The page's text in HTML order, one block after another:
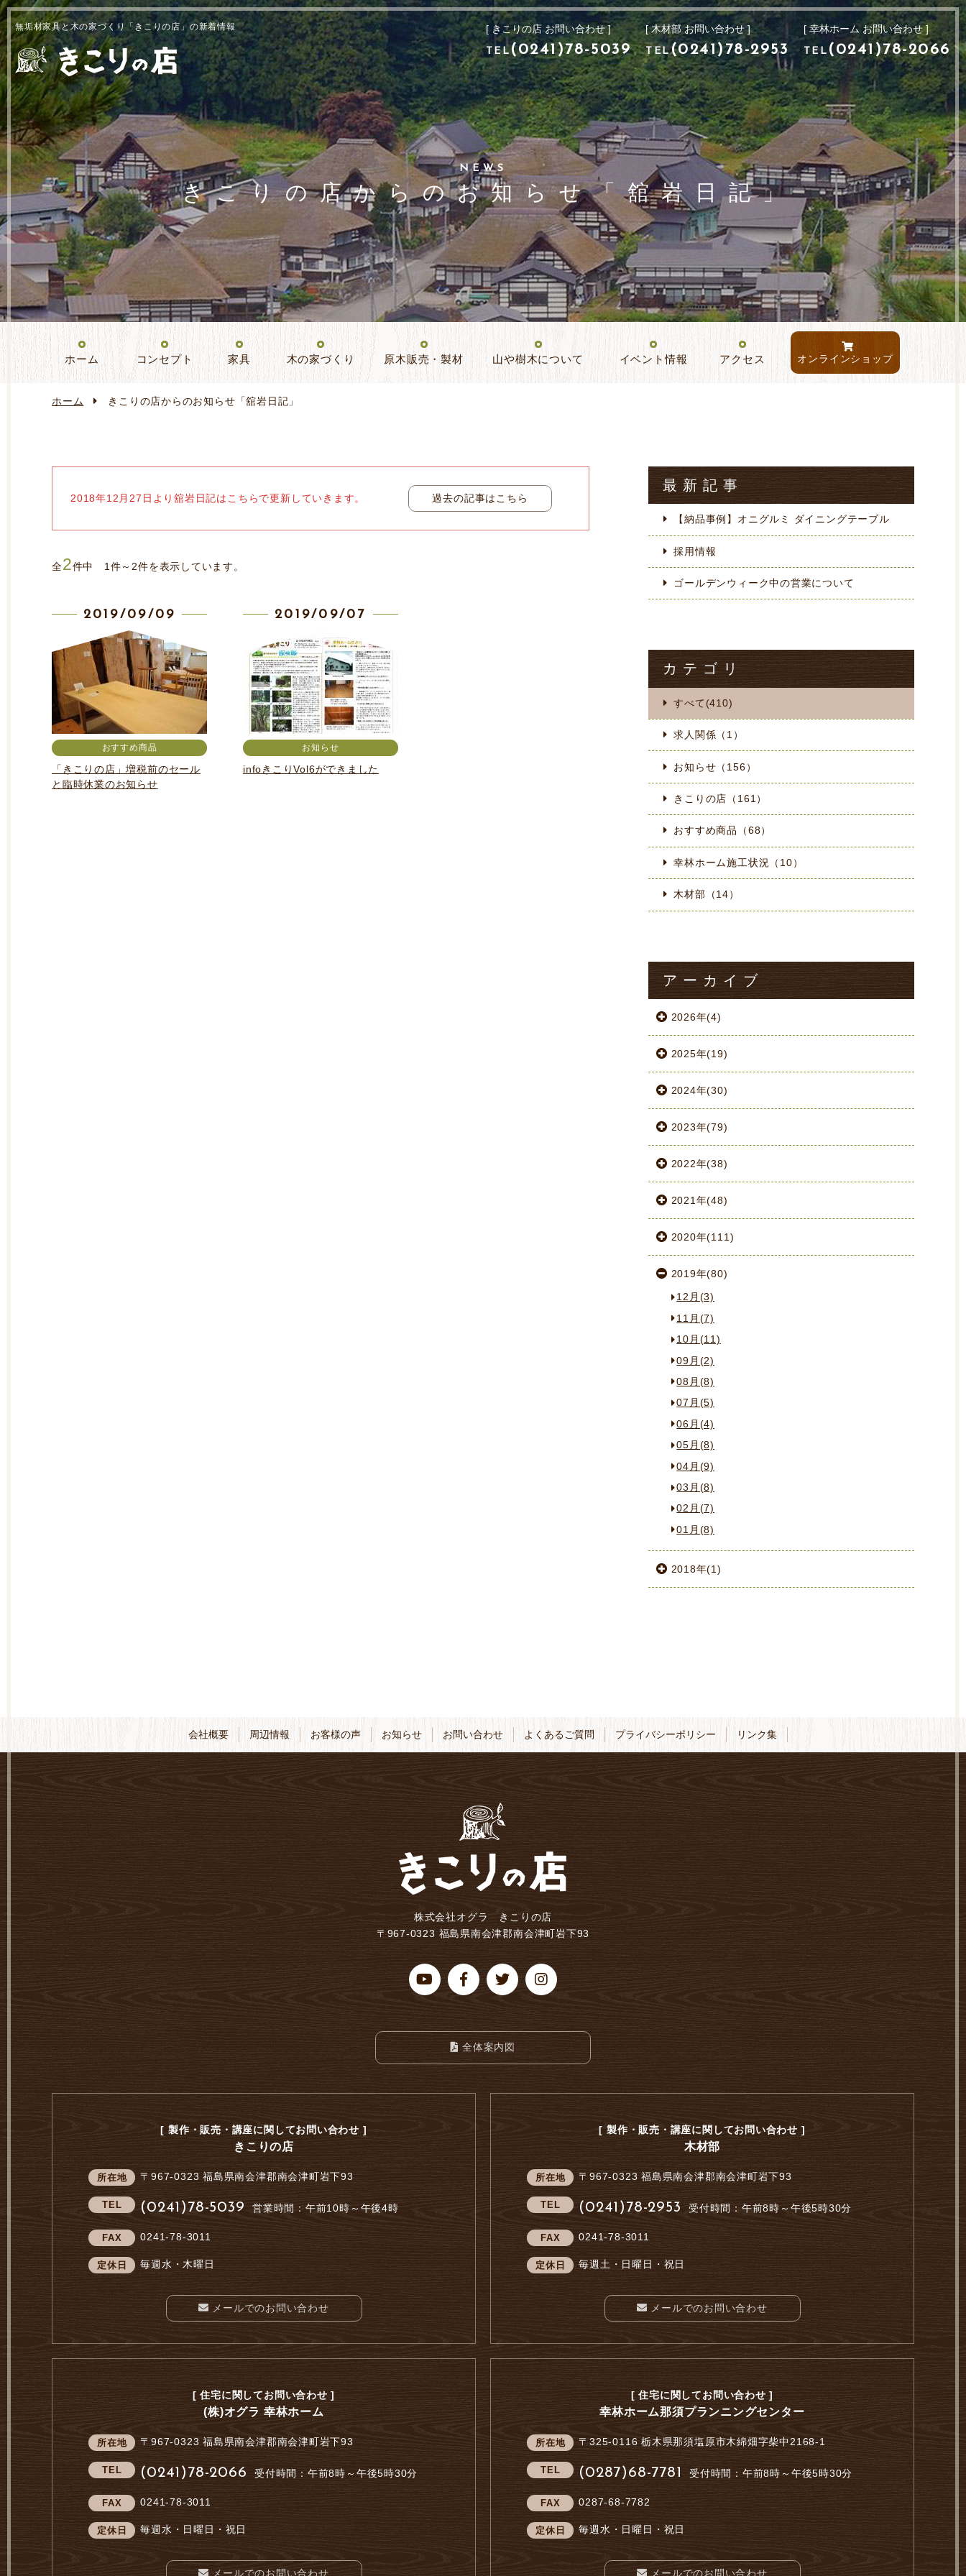
無垢材家具と木の家づくり「きこりの店」の新着情報 [ きこりの店 お問い合わせ ]
TEL(0241)78-5039
[ 木材部 お問い合わせ ]
TEL(0241)78-2953
[ 幸林ホーム お問い合わせ ]
TEL (0241)78-2066
NEWS
きこりの店からのお知らせ「舘岩日記」
ホーム コンセプト 家具 木の家づくり 原木販売・製材 山や樹木について イベント情報 アクセス オンラインショップ
ホーム きこりの店からのお知らせ 「舘岩日記」
2018年12月27日より舘岩日記はこちらで更新していきます。 過去の記事はこちら
全2件中 1件～2件を表示しています。
2019/09/09
おすすめ商品
「きこりの店」増税前のセール
と臨時休業のお知らせ
2019/09/07
お知らせ
infoきこりVol6ができました
最新記事
【納品事例】オニグルミ ダイニングテーブル
採用情報
ゴールデンウィーク中の営業について
カテゴリ
すべて(410)
求人関係（1）
お知らせ（156）
きこりの店（161）
おすすめ商品（68）
幸林ホーム施工状況（10）
木材部（14）
アーカイブ
2026年(4)
2025年(19)
2024年(30)
2023年(79)
2022年(38)
2021年(48)
2020年(111)
2019年(80)
12月(3)
11月(7)
10月(11)
09月(2)
08月(8)
07月(5)
06月(4)
05月(8)
04月(9)
03月(8)
02月(7)
01月(8)
2018年(1)
会社概要 周辺情報 お客様の声 お知らせ お問い合わせ よくあるご質問 プライバシーポリシー リンク集
株式会社オグラ きこりの店
〒967-0323 福島県南会津郡南会津町岩下93
全体案内図
[ 製作・販売・講座に関してお問い合わせ ]
きこりの店
所在地 〒967-0323福島県南会津郡南会津町岩下93
TEL (0241)78-5039 営業時間：午前10時～午後4時
FAX 0241-78-3011
定休日 毎週水・木曜日
メールでのお問い合わせ
[ 製作・販売・講座に関してお問い合わせ ]
木材部
所在地 〒967-0323福島県南会津郡南会津町岩下93
TEL (0241)78-2953 受付時間：午前8時～午後5時30分
FAX 0241-78-3011
定休日 毎週土・日曜日・祝日
メールでのお問い合わせ
[ 住宅に関してお問い合わせ ]
(株)オグラ 幸林ホーム
所在地 〒967-0323福島県南会津郡南会津町岩下93
TEL (0241)78-2066 受付時間：午前8時～午後5時30分
FAX 0241-78-3011
定休日 毎週水・日曜日・祝日
メールでのお問い合わせ
[ 住宅に関してお問い合わせ ]
幸林ホーム那須プランニングセンター
所在地 〒325-0116栃木県那須塩原市木綿畑字柴中2168-1
TEL (0287)68-7781 受付時間：午前8時～午後5時30分
FAX 0287-68-7782
定休日 毎週水・日曜日・祝日
メールでのお問い合わせ
[ きこりの店 お問い合わせ ]
TEL(0241)78-5039
[ 木材部 お問い合わせ ]
TEL(0241)78-2953
[ 幸林ホーム お問い合わせ ]
TEL (0241)78-2066